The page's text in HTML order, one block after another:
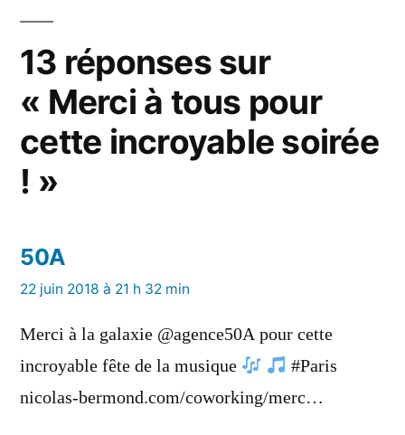
13 réponses sur
« Merci à tous pour
cette incroyable soirée
! »
50Aa
dit :
22 juin 2018 à 21 h 32 min
Merci à la galaxie @agence50A pour cette
incroyable fête de la musique
#Paris
nicolas-bermond.com/coworking/merc…